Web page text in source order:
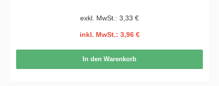
exkl. MwSt.: 3,33 €
inkl. MwSt.: 3,96 €
In den Warenkorb